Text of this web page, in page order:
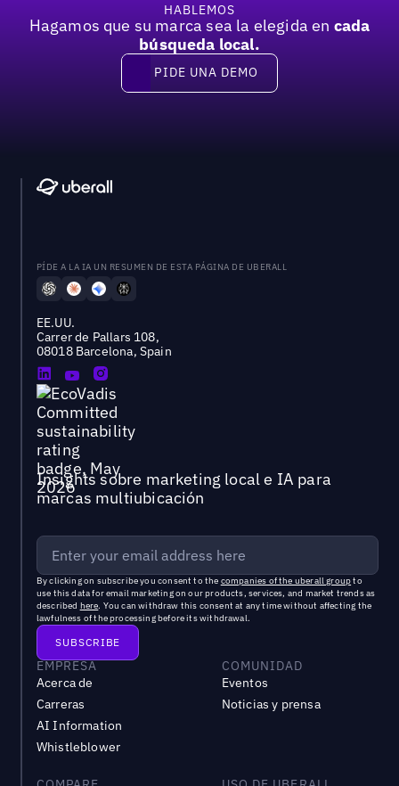
HABLEMOS
Hagamos que su marca sea la elegida en cada
búsqueda local.
Pide una demo
PIDE UNA DEMO
PÍDE A LA IA UN RESUMEN DE ESTA PÁGINA DE UBERALL
EE.UU.
Carrer de Pallars 108,
08018 Barcelona, Spain
Insights sobre marketing local e IA para
marcas multiubicación
By clicking on subscribe you consent to the companies of the uberall groupto
use this data for email marketing on our products, services, and market trends as
described here. You can withdraw this consent at any time without affecting the
lawfulness of the processing before its withdrawal.
EMPRESA
Acerca de
Carreras
AI Information
Whistleblower
COMUNIDAD
Eventos
Noticias y prensa